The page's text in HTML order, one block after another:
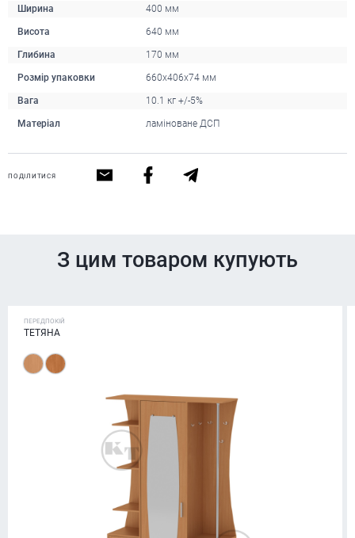
Ширина 400 мм
Висота 640 мм
Глибина 170 мм
Розмір упаковки 660х406х74 мм
Вага 10.1 кг +/-5%
Матеріал ламіноване ДСП
ПОДІЛИТИСЯ
З цим товаром купують
ПЕРЕДПОКІЙ
ТЕТЯНА